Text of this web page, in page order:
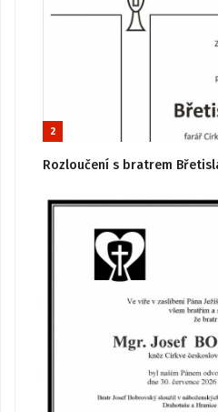
2
Rozloučení s bratrem